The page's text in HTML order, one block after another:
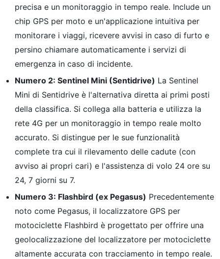
precisa e un monitoraggio in tempo reale. Include un
chip GPS per moto e un'applicazione intuitiva per
monitorare i viaggi, ricevere avvisi in caso di furto e
persino chiamare automaticamente i servizi di
emergenza in caso di incidente.
Numero 2: Sentinel Mini (Sentidrive) La Sentinel
Mini di Sentidrive è l'alternativa diretta ai primi posti
della classifica. Si collega alla batteria e utilizza la
rete 4G per un monitoraggio in tempo reale molto
accurato. Si distingue per le sue funzionalità
complete tra cui il rilevamento delle cadute (con
avviso ai propri cari) e l'assistenza di volo 24 ore su
24, 7 giorni su 7.
Numero 3: Flashbird (ex Pegasus) Precedentemente
noto come Pegasus, il localizzatore GPS per
motociclette Flashbird è progettato per offrire una
geolocalizzazione del localizzatore per motociclette
altamente accurata con tracciamento in tempo reale.